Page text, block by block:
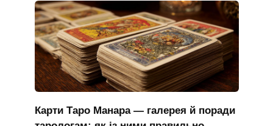
Карти Таро Манара — галерея й поради